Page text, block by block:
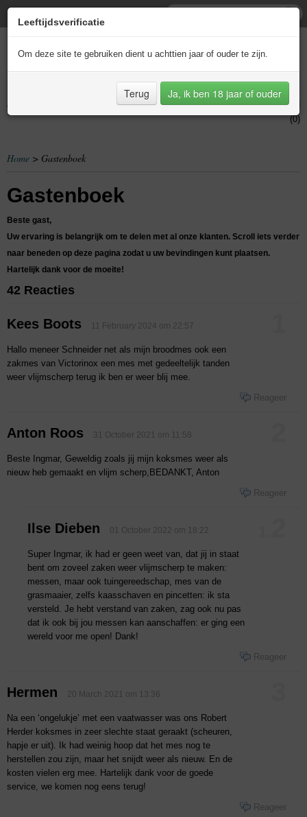
Inloggen
UW WINKELWAGEN
Geen producten(0)
Home > Gastenboek
Gastenboek
Beste gast,
Uw ervaring is belangrijk om te delen met al onze klanten. Scroll iets verder
naar beneden op deze pagina zodat u uw bevindingen kunt plaatsen.
Hartelijk dank voor de moeite!
42 Reacties
Kees Boots 11 February 2024 om 22:57
Hallo meneer Schneider net als mijn broodmes ook een
zakmes van Victorinox een mes met gedeeltelijk tanden
weer vlijmscherp terug ik ben er weer blij mee.
Reageer
Anton Roos 31 October 2021 om 11:58
Beste Ingmar, Geweldig zoals jij mijn koksmes weer als
nieuw heb gemaakt en vlijm scherp,BEDANKT, Anton
Reageer
Ilse Dieben 01 October 2022 om 18:22
Super Ingmar, ik had er geen weet van, dat jij in staat
bent om zoveel zaken weer vlijmscherp te maken:
messen, maar ook tuingereedschap, mes van de
grasmaaier, zelfs kaasschaven en pincetten: ik sta
versteld. Je hebt verstand van zaken, zag ook nu pas
dat ik ook bij jou messen kan aanschaffen: er ging een
wereld voor me open! Dank!
Reageer
Hermen 20 March 2021 om 13:36
Na een ‘ongelukje’ met een vaatwasser was ons Robert
Herder koksmes in zeer slechte staat geraakt (scheuren,
hapje er uit). Ik had weinig hoop dat het mes nog te
herstellen zou zijn, maar het snijdt weer als nieuw. En de
kosten vielen erg mee. Hartelijk dank voor de goede
service, we komen nog eens terug!
Reageer
Leeftijdsverificatie
Om deze site te gebruiken dient u achttien jaar of ouder te zijn.
Terug Ja, ik ben 18 jaar of ouder